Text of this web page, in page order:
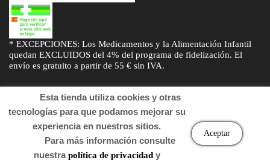
* EXCEPCIONES: Los Medicamentos y la Alimentación Infantil
quedan EXCLUIDOS del 4% del programa de fidelización. El
envío es gratuito a partir de 55 € sin IVA.
Esta tienda utiliza cookies y otras
tecnologías para que podamos mejorar su
experiencia en nuestros sitios.
Para más información consulte
nuestrapolítica de privacidady
Aceptar
© Desarrollado porSogifaryDTD Soluciones
. Derechos de autor
2022 Farmacia.